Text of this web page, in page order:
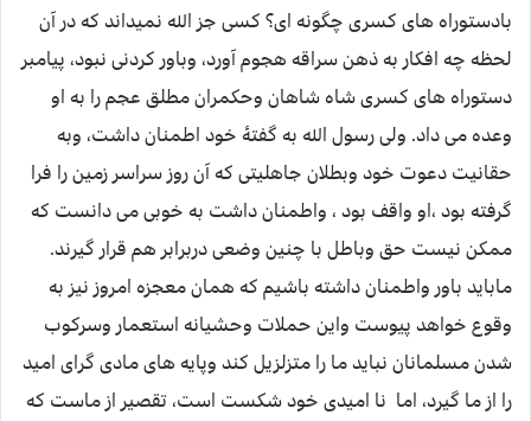
بادستوراه های کسری چگونه ای؟ کسی جز الله نمیداند که در آن
لحظه چه افکار به ذهن سراقه هجوم آورد، وباور کردنی نبود، پیامبر
دستوراه های کسری شاه شاهان وحکمران مطلق عجم را به او
وعده می داد. ولی رسول الله به گفتۀ خود اطمنان داشت، وبه
حقانیت دعوت خود وبطلان جاهلیتی که آن روز سراسر زمین را فرا
گرفته بود ،او واقف بود ، واطمنان داشت به خوبی می دانست که
ممکن نیست حق وباطل با چنین وضعی دربرابر هم قرار گیرند.
ماباید باور واطمنان داشته باشیم که همان معجزه امروز نیز به
وقوع خواهد پیوست واین حملات وحشیانه استعمار وسرکوب
شدن مسلمانان نباید ما را متزلزیل کند وپایه های مادی گرای امید
را از ما گیرد، اما نا امیدی خود شکست است، تقصیر از ماست که